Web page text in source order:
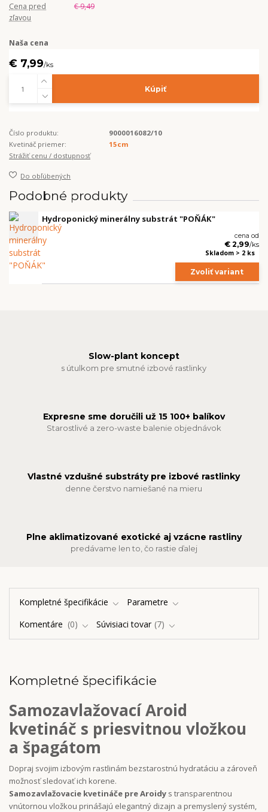
Cena pred
zľavou
€ 9,49
Naša cena
€ 7,99/ks
Kúpiť
Číslo produktu:
9000016082/10
Kvetináč priemer:
15cm
Strážiť cenu / dostupnosť
Do obľúbených
Podobné produkty
Hydroponický minerálny substrát "POŇÁK"
cena od
€ 2,99/ks
Skladom > 2 ks
Zvoliť variant
Slow-plant koncept
s útulkom pre smutné izbové rastlinky
Expresne sme doručili už 15 100+ balíkov
Starostlivé a zero-waste balenie objednávok
Vlastné vzdušné substráty pre izbové rastlinky
denne čerstvo namiešané na mieru
Plne aklimatizované exotické aj vzácne rastliny
predávame len to, čo rastie ďalej
Kompletné špecifikácie
Parametre
Komentáre
0 Súvisiaci tovar 7
Kompletné špecifikácie
Samozavlažovací Aroid
kvetináč s priesvitnou vložkou
a špagátom
Dopraj svojim izbovým rastlinám bezstarostnú hydratáciu a zároveň
možnosť sledovať ich korene.
Samozavlažovacie kvetináče pre Aroidy s transparentnou
vnútornou vložkou prinášajú elegantný dizajn a premyslený systém,